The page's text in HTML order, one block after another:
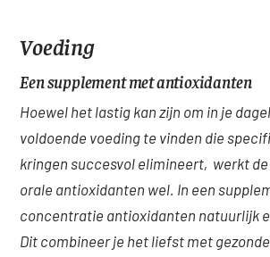
Voeding
Een supplement met antioxidanten
Hoewel het lastig kan zijn om in je
voldoende voeding te vinden die
kringen succesvol elimineert, werkt de
orale antioxidanten wel. In een
concentratie antioxidanten natuurlijk
Dit combineer je het liefst met